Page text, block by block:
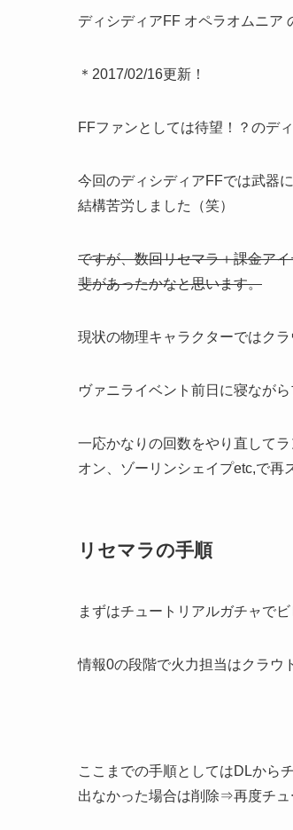
ディシディアFF オペラオムニア
＊2017/02/16更新！
FFファンとしては待望！？のデ
今回のディシディアFFでは武器
結構苦労しました（笑）
ですが、数回リセマラ＋課金ア
斐があったかなと思います。
現状の物理キャラクターではク
ヴァニライベント前日に寝なが
一応かなりの回数をやり直して
オン、ゾーリンシェイプetc,で再
リセマラの手順
まずはチュートリアルガチャで
情報0の段階で火力担当はクラウ
ここまでの手順としてはDLから
出なかった場合は削除⇒再度チュ